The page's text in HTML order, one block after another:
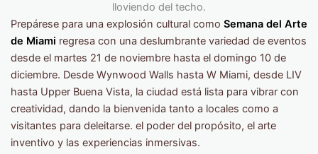
Prepárese para una explosión cultural como Semana del Arte
de Miami regresa con una deslumbrante variedad de eventos
desde el martes 21 de noviembre hasta el domingo 10 de
diciembre. Desde Wynwood Walls hasta W Miami, desde LIV
hasta Upper Buena Vista, la ciudad está lista para vibrar con
creatividad, dando la bienvenida tanto a locales como a
visitantes para deleitarse. el poder del propósito, el arte
inventivo y las experiencias inmersivas.